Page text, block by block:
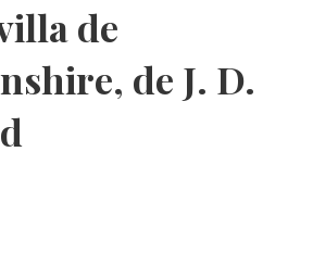
de
de J. D.